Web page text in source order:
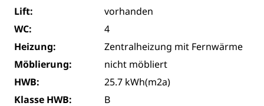
Lift:
vorhanden
WC:
4
Heizung:
Zentralheizung mit Fernwärme
Möblierung:
nicht möbliert
HWB:
25.7 kWh(m2a)
Klasse HWB:
B